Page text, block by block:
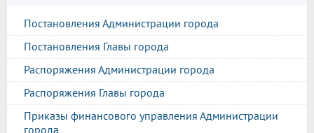
Постановления Администрации города
Постановления Главы города
Распоряжения Администрации города
Распоряжения Главы города
Приказы финансового управления Администрации
города